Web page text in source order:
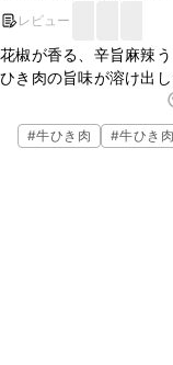
レビュー
花椒が香る、辛旨麻辣
ひき肉の旨味が溶け出
絡んで、とってもおい
す。ぜひお試しくださ
#牛ひき肉 #牛ひき肉